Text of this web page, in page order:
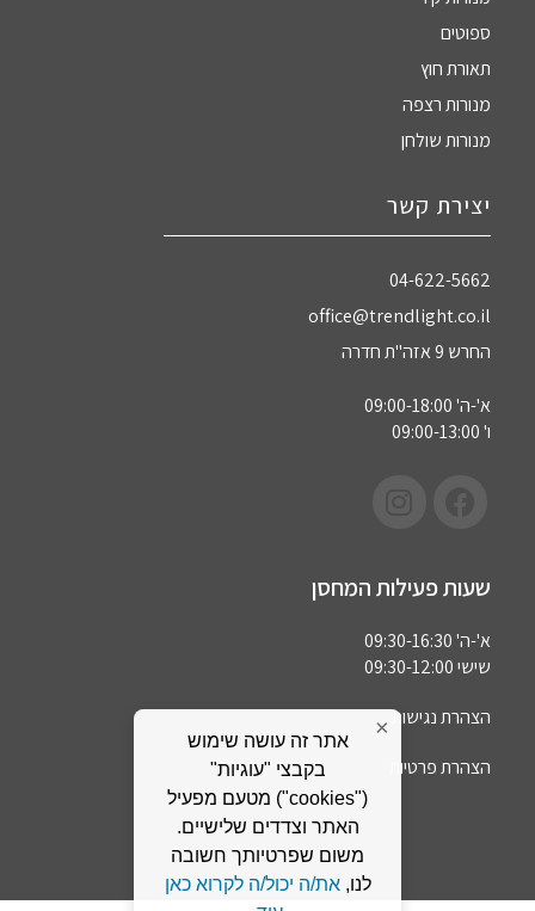
ספוטים
תאורת חוץ
מנורות רצפה
מנורות שולחן
יצירת קשר
04-622-5662‏
office@trendlight.co.il
החרש 9 אזה"ת חדרה
א'-ה' 09:00-18:00
ו' 09:00-13:00
שעות פעילות המחסן
א'-ה' 09:30-16:30
שישי 09:30-12:00
הצהרת נגישות
הצהרת פרטיות
×
אתר זה עושה שימוש
בקבצי "עוגיות"
("cookies") מטעם מפעיל
האתר וצדדים שלישיים.
משום שפרטיותך חשובה
לנו,את/ה יכול/ה לקרוא כאן